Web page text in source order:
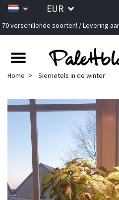
EUR
70 verschillende soorten! / Levering
Home Siernetels in de winter